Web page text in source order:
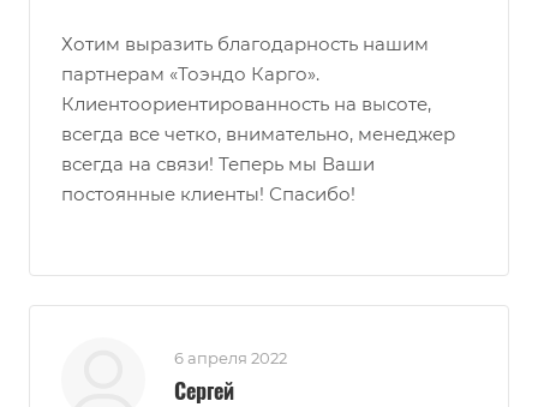
Хотим выразить благодарность нашим
партнерам «Тоэндо Карго».
Клиентоориентированность на высоте,
всегда все четко, внимательно, менеджер
всегда на связи! Теперь мы Ваши
постоянные клиенты! Спасибо!
6 апреля 2022
Сергей